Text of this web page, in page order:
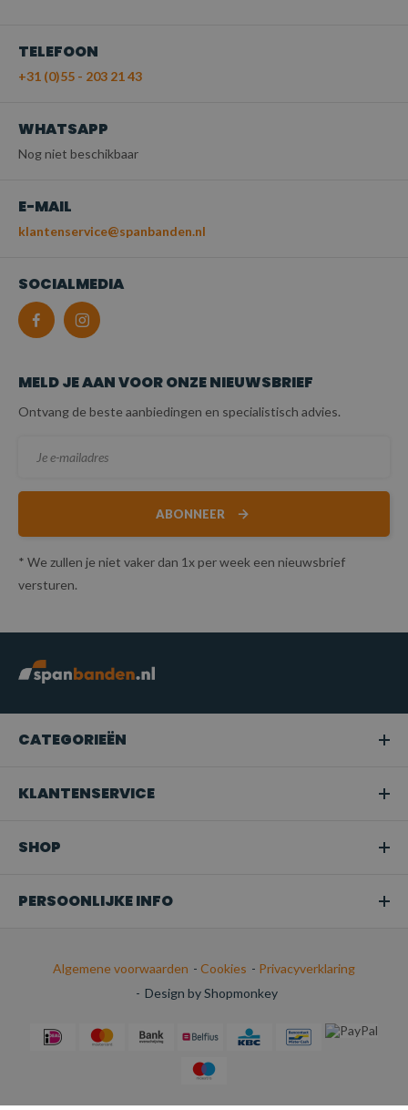
TELEFOON
+31 (0)55 - 203 21 43
WHATSAPP
Nog niet beschikbaar
E-MAIL
klantenservice@spanbanden.nl
SOCIALMEDIA
MELD JE AAN VOOR ONZE NIEUWSBRIEF
Ontvang de beste aanbiedingen en specialistisch advies.
ABONNEER
* We zullen je niet vaker dan 1x per week een nieuwsbrief
versturen.
CATEGORIEËN
KLANTENSERVICE
SHOP
PERSOONLIJKE INFO
Algemene voorwaarden - Cookies - Privacyverklaring
- Design by Shopmonkey